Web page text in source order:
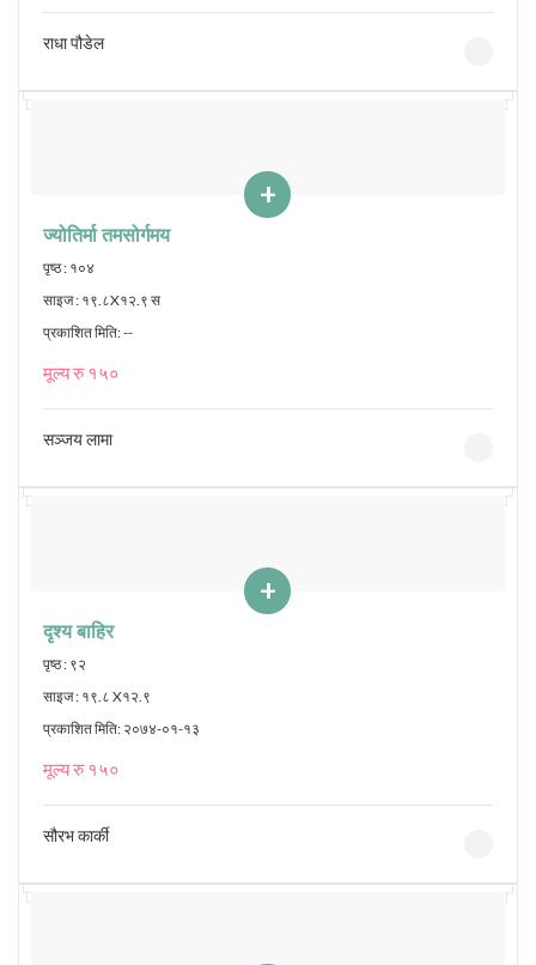
राधा पौडेल
+
ज्योतिर्मा तमसोर्गमय
पृष्ठ : १०४
साइज : १९.८X१२.९ स
प्रकाशित मिति: --
मूल्य रु १५०
सञ्जय लामा
+
दृश्य बाहिर
पृष्ठ : ९२
साइज : १९.८ X१२.९
प्रकाशित मिति: २०७४-०१-१३
मूल्य रु १५०
सौरभ कार्की